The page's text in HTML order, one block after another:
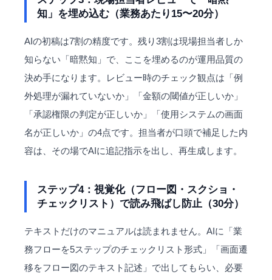
知」を埋め込む（業務あたり15〜20分）
AIの初稿は7割の精度です。残り3割は現場担当者しか
知らない「暗黙知」で、ここを埋めるのが運用品質の
決め手になります。レビュー時のチェック観点は「例
外処理が漏れていないか」「金額の閾値が正しいか」
「承認権限の判定が正しいか」「使用システムの画面
名が正しいか」の4点です。担当者が口頭で補足した内
容は、その場でAIに追記指示を出し、再生成します。
ステップ4：視覚化（フロー図・スクショ・
チェックリスト）で読み飛ばし防止（30分）
テキストだけのマニュアルは読まれません。AIに「業
務フローを5ステップのチェックリスト形式」「画面遷
移をフロー図のテキスト記述」で出してもらい、必要